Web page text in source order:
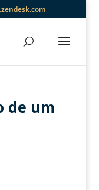
de um